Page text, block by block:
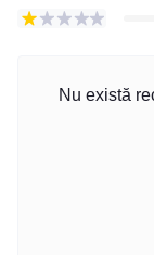
Nu există